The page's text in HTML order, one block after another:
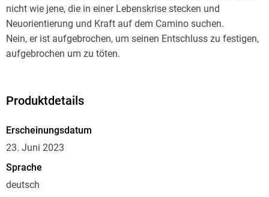
nicht wie jene, die in einer Lebenskrise stecken und
Neuorientierung und Kraft auf dem Camino suchen.
Nein, er ist aufgebrochen, um seinen Entschluss zu festigen,
aufgebrochen um zu töten.
erfahren mussten. Sie mussten leiden, weil sie schwächer,
behaftet waren und sich nicht wehren konnten.
Für ihn steht fest, dass er Bastian, Bast, oder Bastard, wie er
Strafe zuführen muss, denn er will das Ansehen und die Ehre
der anderen wiederherstellen und achten.
Produktdetails
Erscheinungsdatum
23. Juni 2023
Sprache
deutsch